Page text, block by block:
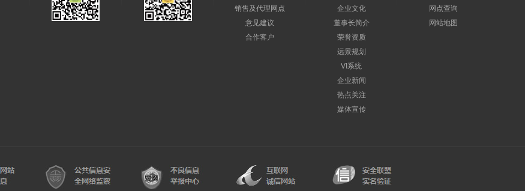
销售及代理网点
意见建议
合作客户
企业文化
董事长简介
荣誉资质
远景规划
VI系统
企业新闻
热点关注
媒体宣传
网点查询
网站地图